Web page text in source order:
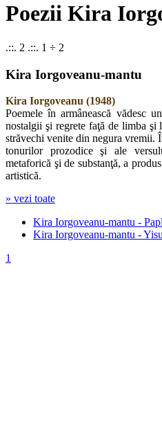
Poezii Kira
.::. 2 .::. 1 ÷ 2
Kira Iorgoveanu-mantu
Kira Iorgoveanu (1948)
Poemele în armânească vădesc
nostalgii şi regrete faţă de limba şi
străvechi venite din negura vremii.
tonurilor prozodice şi ale
metaforică şi de substanţă, a
artistică.
Fragment: „Nesu tu Pidu s-tu
» vezi toate
Kira Iorgoveanu-mantu -
Kira Iorgoveanu-mantu -
1